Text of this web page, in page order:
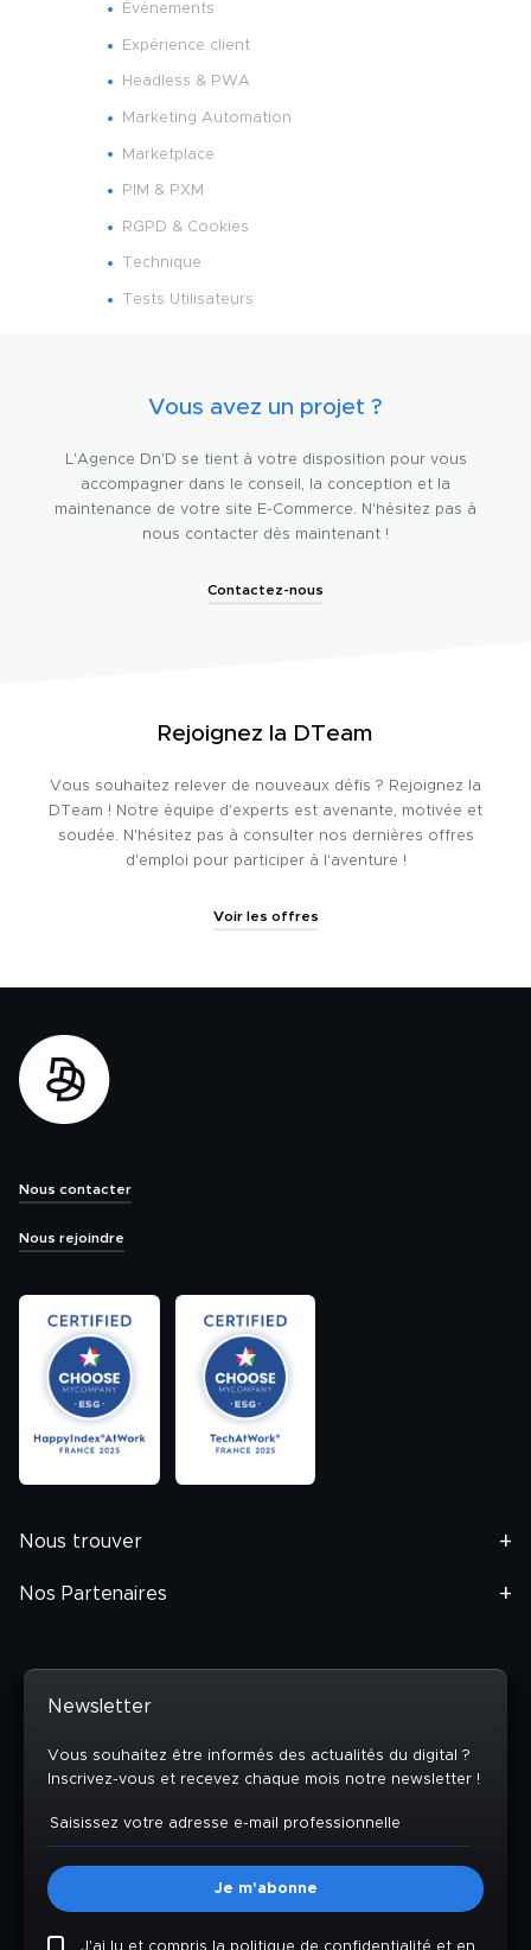
Événements
Expérience client
Headless & PWA
Marketing Automation
Marketplace
PIM & PXM
RGPD & Cookies
Technique
Tests Utilisateurs
Vous avez un projet ?
L'Agence Dn'D se tient à votre disposition pour vous
accompagner dans le conseil, la conception et la
maintenance de votre site E-Commerce. N'hésitez pas à
nous contacter dès maintenant !
Contactez-nous
Rejoignez la DTeam
Vous souhaitez relever de nouveaux défis ? Rejoignez la
DTeam ! Notre équipe d'experts est avenante, motivée et
soudée. N'hésitez pas à consulter nos dernières offres
d'emploi pour participer à l'aventure !
Voir les offres
Nous contacter
Nous rejoindre
Nous trouver
Nos Partenaires
Newsletter
Vous souhaitez être informés des actualités du digital ?
Inscrivez-vous et recevez chaque mois notre newsletter !